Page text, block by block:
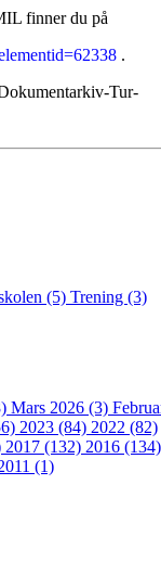
finner du på
.
Tur-
(5) Trening (3)
Mars 2026 (3)
2023 (84) 2022 (82)
2017 (132) 2016 (134)
(1)